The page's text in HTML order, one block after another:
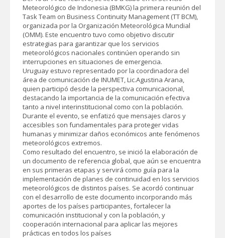
Meteorológico de Indonesia (BMKG) la primera reunión del
Task Team on Business Continuity Management (TT BCM),
organizada por la Organización Meteorológica Mundial
(OMM). Este encuentro tuvo como objetivo discutir
estrategias para garantizar que los servicios
meteorológicos nacionales continúen operando sin
interrupciones en situaciones de emergencia.
Uruguay estuvo representado por la coordinadora del
área de comunicación de INUMET, Lic.Agustina Arana,
quien participó desde la perspectiva comunicacional,
destacando la importancia de la comunicación efectiva
tanto a nivel interinstitucional como con la población.
Durante el evento, se enfatizó que mensajes claros y
accesibles son fundamentales para proteger vidas
humanas y minimizar daños económicos ante fenómenos
meteorológicos extremos.
Como resultado del encuentro, se inició la elaboración de
un documento de referencia global, que aún se encuentra
en sus primeras etapas y servirá como guía para la
implementación de planes de continuidad en los servicios
meteorológicos de distintos países. Se acordó continuar
con el desarrollo de este documento incorporando más
aportes de los países participantes, fortalecer la
comunicación institucional y con la población, y
cooperación internacional para aplicar las mejores
prácticas en todos los países